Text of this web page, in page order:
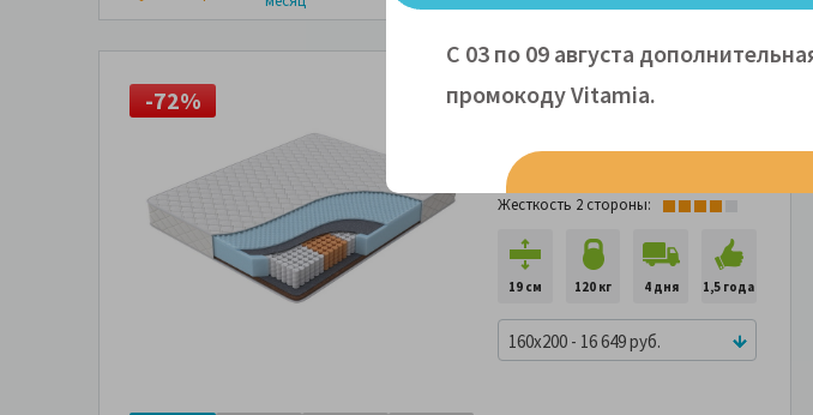
-72% -72%
Артикул: 100041
Жесткость 1 стороны:
Жесткость 2 стороны:
19 см 120 кг 4 дня 1,5 года
160x200 - 16 649 руб.
С 03 по 09 августа
промокоду Vitamiа.